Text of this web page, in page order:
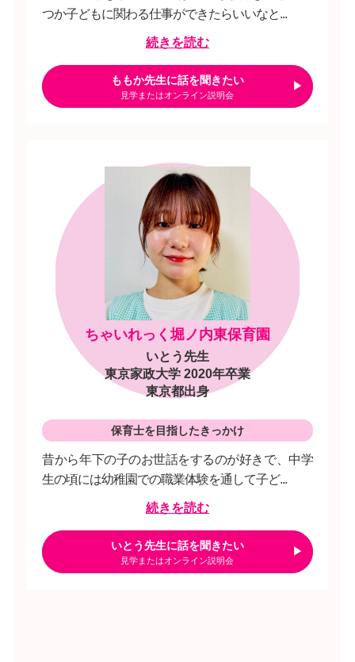
つか子どもに関わる仕事ができたらいいなと...
続きを読む
ももか先生に話を聞きたい
見学またはオンライン説明会
ちゃいれっく堀ノ内東保育園
いとう先生
東京家政大学 2020年卒業
東京都出身
保育士を目指したきっかけ
昔から年下の子のお世話をするのが好きで、中学
生の頃には幼稚園での職業体験を通して子ど...
続きを読む
いとう先生に話を聞きたい
見学またはオンライン説明会